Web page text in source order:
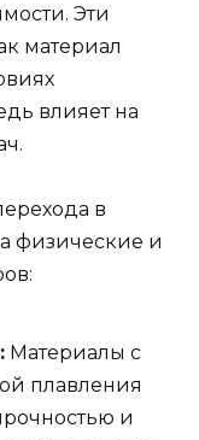
Эти
материал
влияет на
в
физические и
Материалы с
плавления
и